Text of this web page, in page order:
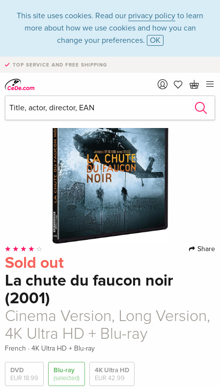
This site uses cookies. Read our privacy policy to learn
more about how we use cookies and how you can
change your preferences. OK
TOP SERVICE AND FREE SHIPPING
Share
Sold out
La chute du faucon noir
(2001)
Cinema Version, Long Version,
4K Ultra HD + Blu-ray
French · 4K Ultra HD + Blu-ray
DVD
EUR 18.99
Blu-ray
(selected)
4K Ultra HD
EUR 42.99